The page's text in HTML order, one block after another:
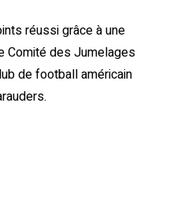
réussi grâce à une
Comité des Jumelages
de football américain